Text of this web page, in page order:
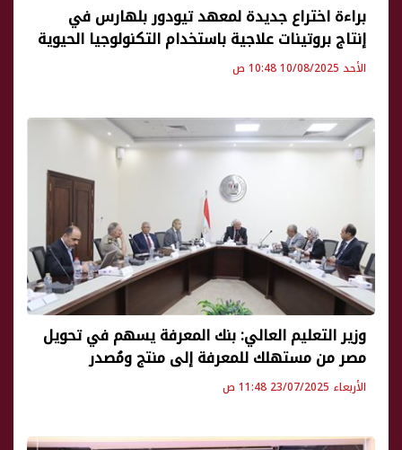
براءة اختراع جديدة لمعهد تيودور بلهارس في
إنتاج بروتينات علاجية باستخدام التكنولوجيا الحيوية
الأحد 10/08/2025 10:48 ص
وزير التعليم العالي: بنك المعرفة يسهم في تحويل
مصر من مستهلك للمعرفة إلى منتج ومُصدر
الأربعاء 23/07/2025 11:48 ص